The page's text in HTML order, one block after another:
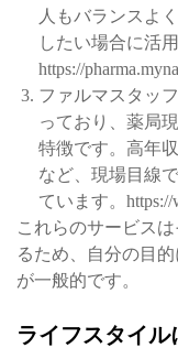
人もバランスよ
したい場合に活
https://
ファルマスタッ
っており、薬局
特徴です。高年
など、現場目線
ています。https://
これらのサービス
るため、自分の目
が一般的です。
ライフスタイ